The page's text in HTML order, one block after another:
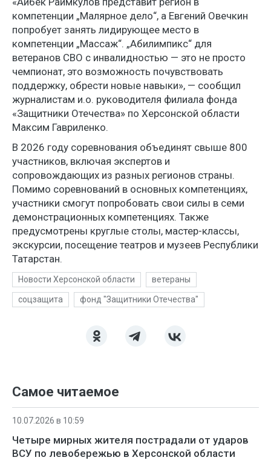
компетенции „Малярное дело“, а Евгений Овечкин
попробует занять лидирующее место в
компетенции „Массаж“. „Абилимпикс“ для
ветеранов СВО с инвалидностью — это не просто
чемпионат, это возможность почувствовать
поддержку, обрести новые навыки», — сообщил
журналистам и.о. руководителя филиала фонда
«Защитники Отечества» по Херсонской области
Максим Гавриленко.
В 2026 году соревнования объединят свыше 800
участников, включая экспертов и
сопровождающих из разных регионов страны.
Помимо соревнований в основных компетенциях,
участники смогут попробовать свои силы в семи
демонстрационных компетенциях. Также
предусмотрены круглые столы, мастер-классы,
экскурсии, посещение театров и музеев Республики
Татарстан.
Новости Херсонской области ветераны
соцзащита фонд "Защитники Отечества"
Самое читаемое
10.07.2026 в 10:59
Четыре мирных жителя пострадали от ударов
ВСУ по левобережью в Херсонской области